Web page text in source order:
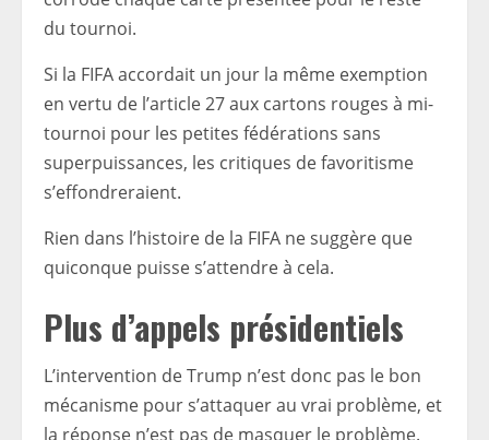
du tournoi.
Si la FIFA accordait un jour la même exemption
en vertu de l’article 27 aux cartons rouges à mi-
tournoi pour les petites fédérations sans
superpuissances, les critiques de favoritisme
s’effondreraient.
Rien dans l’histoire de la FIFA ne suggère que
quiconque puisse s’attendre à cela.
Plus d’appels présidentiels
L’intervention de Trump n’est donc pas le bon
mécanisme pour s’attaquer au vrai problème, et
la réponse n’est pas de masquer le problème.